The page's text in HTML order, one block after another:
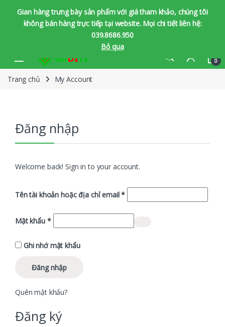
Gian hàng trưng bày sản phẩm với giá tham khảo, chúng tôi
không bán hàng trực tiếp tại website. Mọi chi tiết liên hệ:
039.8686.950
Bỏ qua
0
Trang chủ My Account
Đăng nhập
Welcome back! Sign in to your account.
Tên tài khoản hoặc địa chỉ email*Bắt buộc
Mật khẩu *Bắt buộc
Ghi nhớ mật khẩu
Đăng nhập
Quên mật khẩu?
Đăng ký